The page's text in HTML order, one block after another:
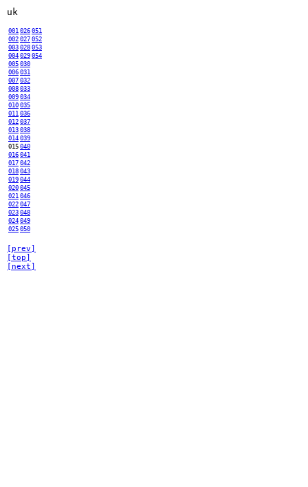
uk
001 026 051
002 027 052
003 028 053
004 029 054
005 030
006 031
007 032
008 033
009 034
010 035
011 036
012 037
013 038
014 039
015 040
016 041
017 042
018 043
019 044
020 045
021 046
022 047
023 048
024 049
025 050
[prev]
[top]
[next]